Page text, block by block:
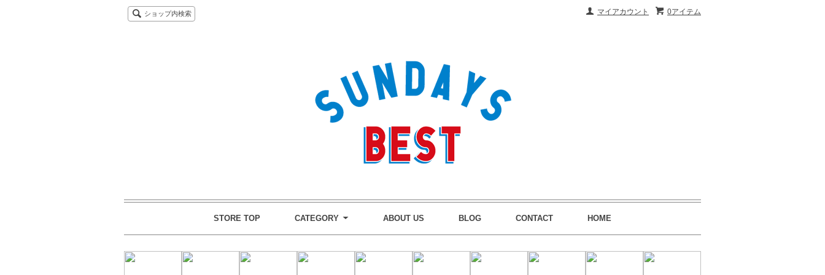
0アイテム
マイアカウント
ショップ内検索
STORE TOP CATEGORY ABOUT US BLOG CONTACT HOME